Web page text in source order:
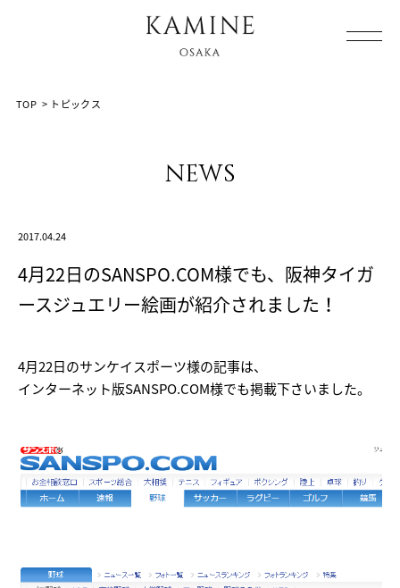
TOP > トピックス
news
2017.04.24
4月22日のSANSPO.COM様でも、阪神タイガ
ースジュエリー絵画が紹介されました！
4月22日のサンケイスポーツ様の記事は、
インターネット版SANSPO.COM様でも掲載下さいました。